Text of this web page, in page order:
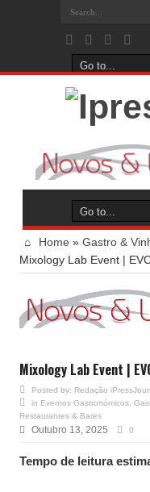
Home » Gastro &
Mixology Lab Event |
Mixology Lab Event |
Posted by: Redação
in Eventos Gastronómicos
Restaurantes & Bares
Outubro 13, 2025 0
Tempo de leitura